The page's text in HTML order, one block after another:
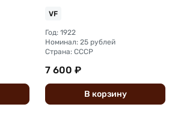
VF
Год: 1922
Номинал: 25 рублей
Страна: СССР
7 600 ₽
В корзину